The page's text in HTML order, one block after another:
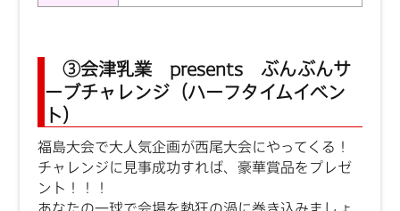
③会津乳業 presents ぶんぶんサ
ーブチャレンジ（ハーフタイムイベン
ト）
福島大会で大人気企画が西尾大会にやってくる！
チャレンジに見事成功すれば、豪華賞品をプレゼ
ント！！！